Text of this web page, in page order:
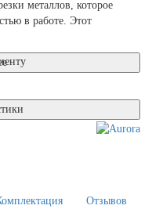
металлов, которое
в работе. Этот
Отзывов